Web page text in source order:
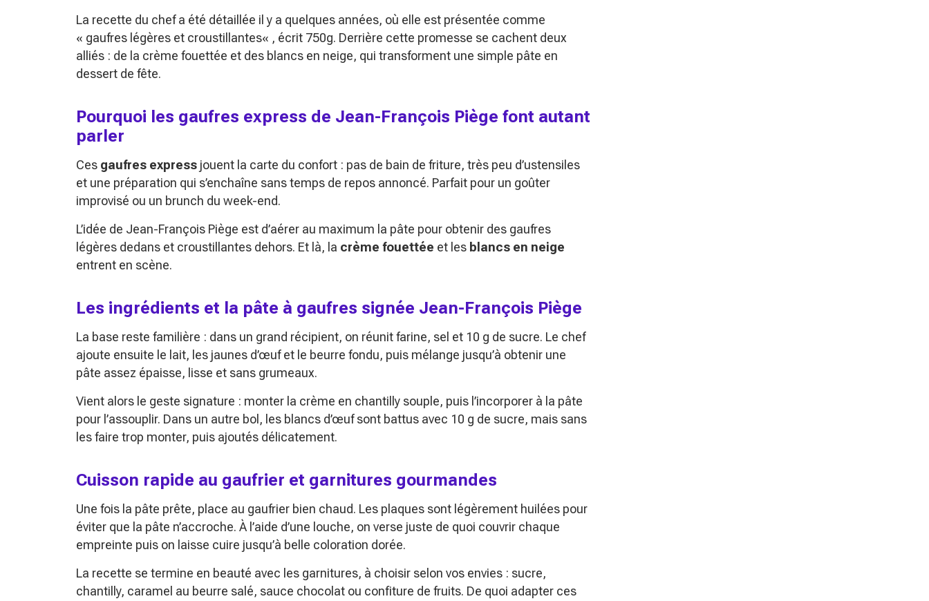
La recette du chef a été détaillée il y a quelques années, où elle est présentée comme
« gaufres légères et croustillantes« , écrit 750g. Derrière cette promesse se cachent deux
alliés : de la crème fouettée et des blancs en neige, qui transforment une simple pâte en
dessert de fête.
Pourquoi les gaufres express de Jean-François Piège font autant
parler
Ces gaufres express jouent la carte du confort : pas de bain de friture, très peu d’ustensiles
et une préparation qui s’enchaîne sans temps de repos annoncé. Parfait pour un goûter
improvisé ou un brunch du week-end.
L’idée de Jean-François Piège est d’aérer au maximum la pâte pour obtenir des gaufres
légères dedans et croustillantes dehors. Et là, la crème fouettée et les blancs en neige
entrent en scène.
Les ingrédients et la pâte à gaufres signée Jean-François Piège
La base reste familière : dans un grand récipient, on réunit farine, sel et 10 g de sucre. Le chef
ajoute ensuite le lait, les jaunes d’œuf et le beurre fondu, puis mélange jusqu’à obtenir une
pâte assez épaisse, lisse et sans grumeaux.
Vient alors le geste signature : monter la crème en chantilly souple, puis l’incorporer à la pâte
pour l’assouplir. Dans un autre bol, les blancs d’œuf sont battus avec 10 g de sucre, mais sans
les faire trop monter, puis ajoutés délicatement.
Cuisson rapide au gaufrier et garnitures gourmandes
Une fois la pâte prête, place au gaufrier bien chaud. Les plaques sont légèrement huilées pour
éviter que la pâte n’accroche. À l’aide d’une louche, on verse juste de quoi couvrir chaque
empreinte puis on laisse cuire jusqu’à belle coloration dorée.
La recette se termine en beauté avec les garnitures, à choisir selon vos envies : sucre,
chantilly, caramel au beurre salé, sauce chocolat ou confiture de fruits. De quoi adapter ces